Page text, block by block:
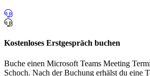
Kostenloses Erstgespräch buchen
Buche einen Microsoft Teams Meeting
Schoch. Nach der Buchung erhälst du eine